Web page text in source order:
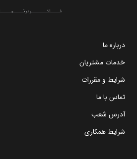
درباره ما
خدمات مشتریان
شرایط و مقررات
تماس با ما
آدرس شعب
شرایط همکاری